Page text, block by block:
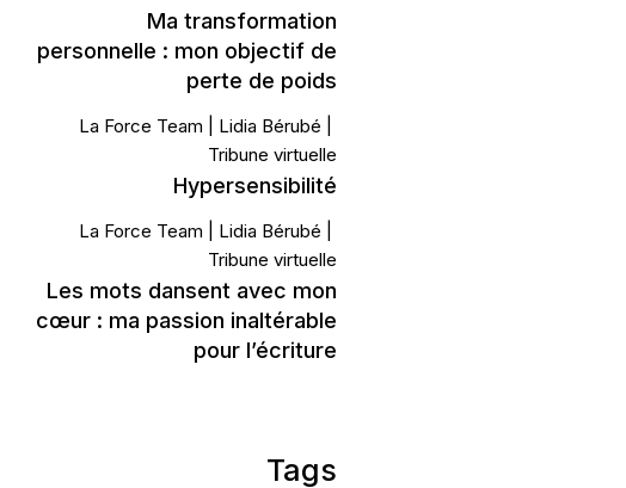
Ma transformation
personnelle : mon objectif de
perte de poids
La Force Team
Lidia Bérubé
Tribune virtuelle
Hypersensibilité
La Force Team
Lidia Bérubé
Tribune virtuelle
Les mots dansent avec mon
cœur : ma passion inaltérable
pour l’écriture
Tags